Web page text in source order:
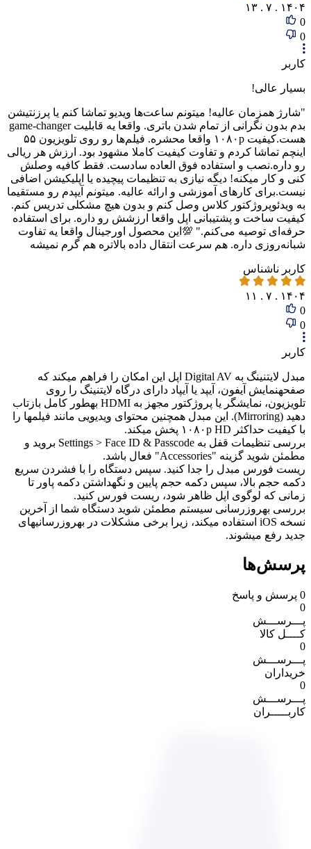
۱۴۰۴ . ۷ . ۱۳
0
0
کاربر
بسیار عالی!
"شارژ همزمان عالیه! میتونم ساعت‌ها ویدیو تماشا کنم یا پرزنتیشن
بدم بدون نگرانی از تمام شدن باتری. واقعا یه قابلیت game-changer
هست.کیفیت ۱۰۸۰p واقعا محشره. فیلم‌ها رو روی تلویزیون ۵۵
اینچم تماشا کردم و تفاوت کیفیت کاملا مشهود بود. ارزش هر ریالی
رو داره.نصب و استفاده فوق العاده سادست. فقط کافیه وصلش
کنی و کار میکنه! دیگه نیازی به تنظیمات پیچیده یا اپلیکیشن اضافی
نیست.برای کارهای آموزشی و ارائه عالیه. میتونم آیپدم رو مستقیما
به ویدئوپروژکتور کلاس وصل کنم و بدون هیچ مشکلی تدریس کنم.
کیفیت ساخت و پشتیبانی اپل واقعا ارزشش رو داره. برای استفاده
حرفه‌ای توصیه می‌کنم." 💯این محصول اورجینال واقعا یه تفاوت
شبانه‌روزی داره. هم سرعت انتقال داده بالاتره هم گرم نمیشه
کاربر ناشناس
۱۴۰۴ . ۷ . ۱۱
0
0
کاربر
مبدل لایتنینگ به Digital AV اپل این امکان را فراهم میکند که
صفحهنمایش آیفون، آیپد یا آیپاد دارای درگاه لایتنینگ را روی
تلویزیون، نمایشگر یا پروژکتور مجهز به HDMI بهطور کامل بازتاب
دهید (Mirroring). این مبدل همچنین محتوای ویدیویی مانند فیلمها را
با کیفیت حداکثر ۱۰۸۰p HD پخش میکند.
بررسی تنظیمات قفل به Settings > Face ID & Passcode بروید و
مطمئن شوید گزینه "Accessories" فعال باشد.
ریست فورس مبدل را جدا کنید. سپس دستگاه را با فشردن سریع
دکمه حجم بالا، سپس دکمه حجم پایین و نگهداشتن دکمه پاور تا
زمانی که لوگوی اپل ظاهر شود، ریست فورس کنید.
بررسی بهروزرسانی سیستم مطمئن شوید دستگاه شما از آخرین
نسخه iOS استفاده میکند، زیرا برخی مشکلات در بهروزرسانیهای
جدید رفع میشوند.
پرسش‌ها
0 پرسش و پاسخ
0
پـــرســـش
کــــل کالا
0
پـــرســـش
خریداران
0
پـــرســـش
کاربـــــران